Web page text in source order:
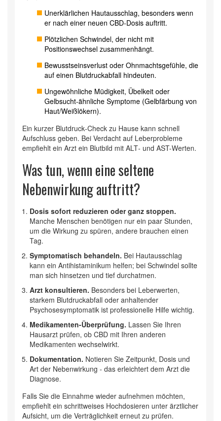
Unerklärlichen Hautausschlag, besonders wenn
er nach einer neuen CBD‑Dosis auftritt.
Plötzlichen Schwindel, der nicht mit
Positionswechsel zusammenhängt.
Bewusstseinsverlust oder Ohnmachtsgefühle, die
auf einen Blutdruckabfall hindeuten.
Ungewöhnliche Müdigkeit, Übelkeit oder
Gelbsucht‑ähnliche Symptome (Gelbfärbung von
Haut/Weißlökern).
Ein kurzer Blutdruck‑Check zu Hause kann schnell
Aufschluss geben. Bei Verdacht auf Leberprobleme
empfiehlt ein Arzt ein Blutbild mit ALT‑ und AST-Werten.
Was tun, wenn eine seltene
Nebenwirkung auftritt?
Dosis sofort reduzieren oder ganz stoppen.
Manche Menschen benötigen nur ein paar Stunden,
um die Wirkung zu spüren, andere brauchen einen
Tag.
Symptomatisch behandeln. Bei Hautausschlag
kann ein Antihistaminikum helfen; bei Schwindel sollte
man sich hinsetzen und tief durchatmen.
Arzt konsultieren. Besonders bei Leberwerten,
starkem Blutdruckabfall oder anhaltender
Psychosesymptomatik ist professionelle Hilfe wichtig.
Medikamenten‑Überprüfung. Lassen Sie Ihren
Hausarzt prüfen, ob CBD mit Ihren anderen
Medikamenten wechselwirkt.
Dokumentation. Notieren Sie Zeitpunkt, Dosis und
Art der Nebenwirkung - das erleichtert dem Arzt die
Diagnose.
Falls Sie die Einnahme wieder aufnehmen möchten,
empfiehlt ein schrittweises Hochdosieren unter ärztlicher
Aufsicht, um die Verträglichkeit erneut zu prüfen.